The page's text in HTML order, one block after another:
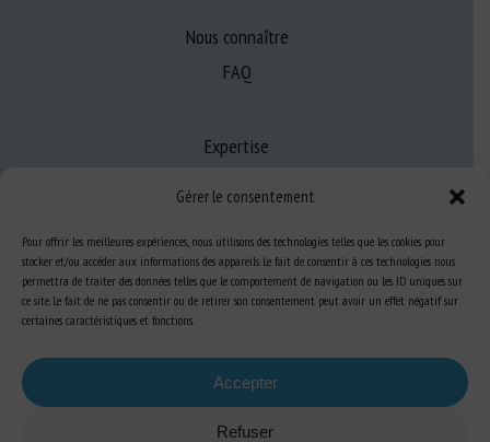
Gérer le consentement
Pour offrir les meilleures expériences, nous utilisons des technologies telles que les cookies pour
stocker et/ou accéder aux informations des appareils. Le fait de consentir à ces technologies nous
permettra de traiter des données telles que le comportement de navigation ou les ID uniques sur
ce site. Le fait de ne pas consentir ou de retirer son consentement peut avoir un effet négatif sur
certaines caractéristiques et fonctions.
Accepter
Refuser
Nous connaître
FAQ
Expertise
Ressources